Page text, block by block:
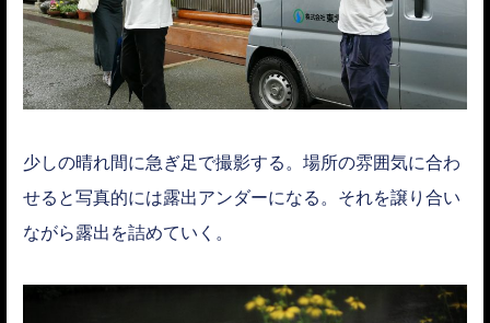
少しの晴れ間に急ぎ足で撮影する。場所の雰囲気に合わ
せると写真的には露出アンダーになる。それを譲り合い
ながら露出を詰めていく。